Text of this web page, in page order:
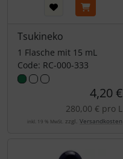
Tsukineko
1 Flasche mit 15 mL
Code: RC-000-333
4,20 €
280,00 € pro L
inkl. 19 % MwSt. zzgl. Versandkosten